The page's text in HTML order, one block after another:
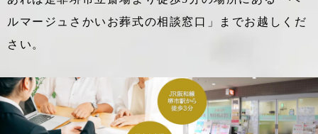
ルマージュさかいお葬式の相談窓口」までお越しくだ
さい。